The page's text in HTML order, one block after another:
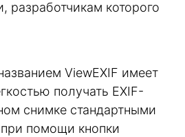
разработчикам которого
ViewEXIF имеет
получать EXIF-
снимке стандартными
помощи кнопки